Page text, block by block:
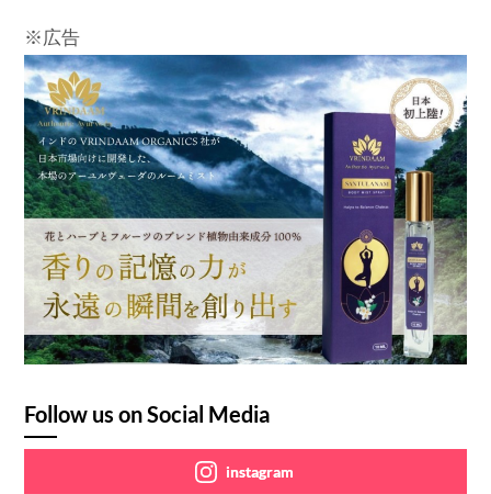
※広告
Follow us on Social Media
instagram